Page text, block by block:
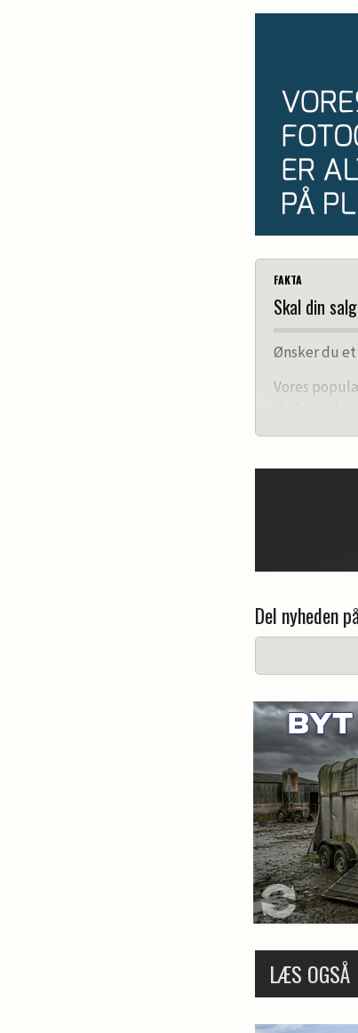
FAKTA
Skal din
Ønsker du et
Vores
Ugens
Som ugens
Vi ringer
mulighed
Artiklen vil
timer.
Pris: 1250 kr.
Del nyheden
LÆS OGSÅ